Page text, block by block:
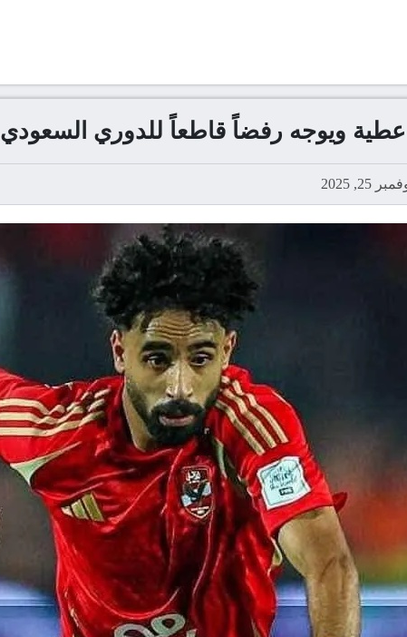
ويوجه رفضاً قاطعاً للدوري السعودي
25, 2025